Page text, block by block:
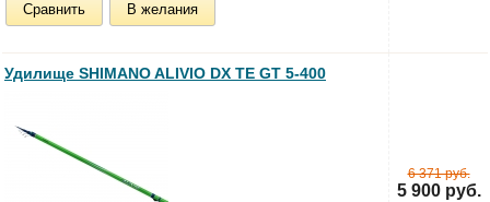
Сравнить В желания
Удилище SHIMANO ALIVIO DX TE GT 5-400
6 371 руб.
5 900 руб.